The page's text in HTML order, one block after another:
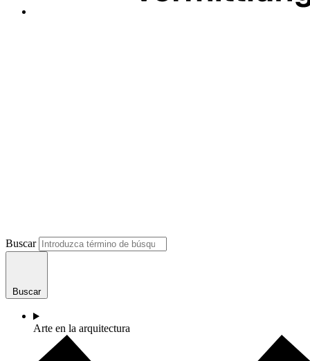
Buscar
Buscar
Arte en la arquitectura